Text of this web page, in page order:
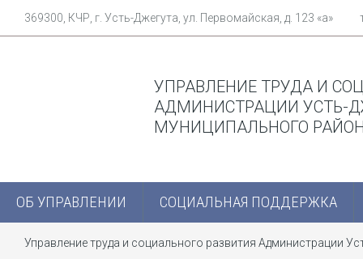
369300, КЧР, г. Усть-Джегута, ул. Первомайская, д. 123 «а»
УПРАВЛЕНИЕ ТРУДА И
АДМИНИСТРАЦИИ УСТЬ-
МУНИЦИПАЛЬНОГО
ОБ УПРАВЛЕНИИ СОЦИАЛЬНАЯ ПОДДЕРЖКА
Управление труда и социального развития Администрации